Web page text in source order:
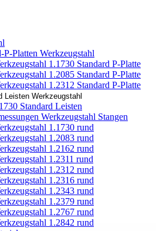
P-Platten Werkzeugstahl
1.1730 Standard P-Platte
1.2085 Standard P-Platte
1.2312 Standard P-Platte
Leisten Werkzeugstahl
Standard Leisten
Werkzeugstahl Stangen
1.1730 rund
1.2083 rund
1.2162 rund
1.2311 rund
1.2312 rund
1.2316 rund
1.2343 rund
1.2379 rund
1.2767 rund
1.2842 rund